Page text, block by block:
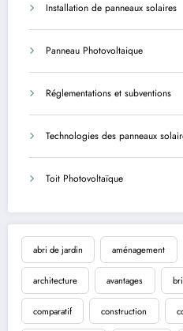
Installation de panneaux solaires
Panneau Photovoltaique
Réglementations et subventions
Technologies des panneaux
Toit Photovoltaïque
abri de jardin aménagement
architecture avantages
comparatif construction